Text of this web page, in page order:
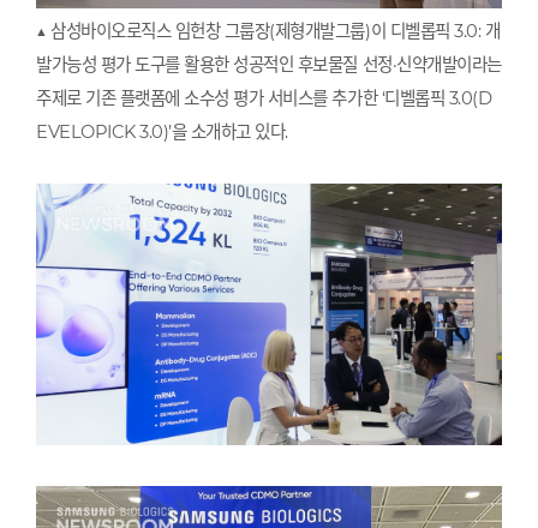
▲ 삼성바이오로직스 임헌창 그룹장(제형개발그룹)이 디벨롭픽 3.0: 개
발가능성 평가 도구를 활용한 성공적인 후보물질 선정·신약개발이라는
주제로 기존 플랫폼에 소수성 평가 서비스를 추가한 ‘디벨롭픽 3.0(D
EVELOPICK 3.0)’을 소개하고 있다.